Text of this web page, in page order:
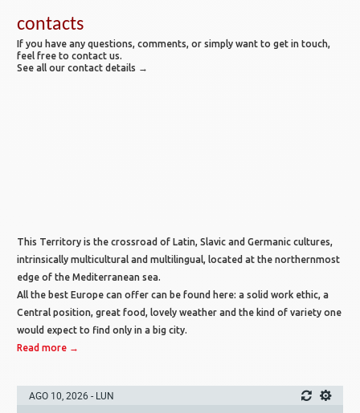
contacts
If you have any questions, comments, or simply want to get in touch,
feel free to contact us.
See all our contact details →
This Territory is the crossroad of Latin, Slavic and Germanic cultures,
intrinsically multicultural and multilingual, located at the northernmost
edge of the Mediterranean sea.
All the best Europe can offer can be found here: a solid work ethic, a
Central position, great food, lovely weather and the kind of variety one
would expect to find only in a big city.
Read more →
AGO 10, 2026 - LUN